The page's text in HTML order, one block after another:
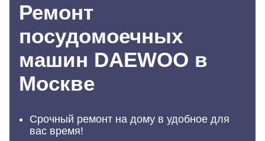
Ремонт
посудомоечных
машин DAEWOO в
Москве
Срочный ремонт на дому в удобное для
вас время!